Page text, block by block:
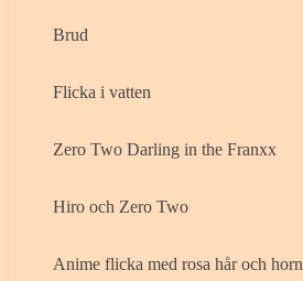
Brud
Flicka i vatten
Zero Two Darling in the Franxx
Hiro och Zero Two
Anime flicka med rosa hår och horn